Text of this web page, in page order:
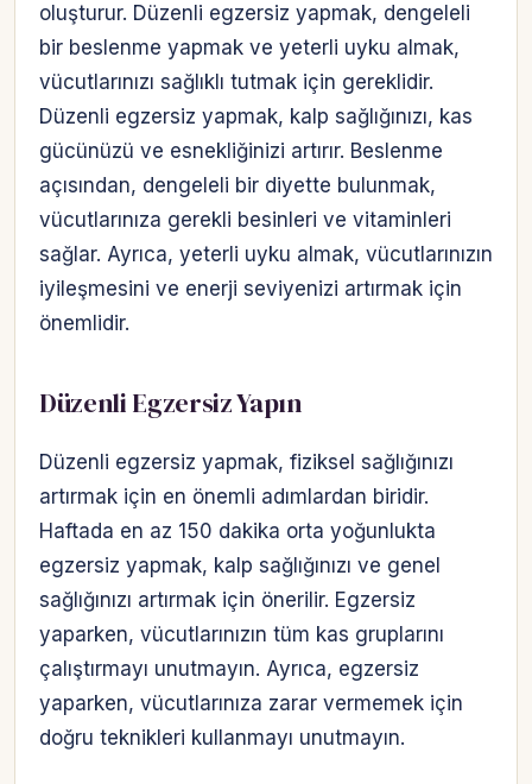
oluşturur. Düzenli egzersiz yapmak, dengeleli
bir beslenme yapmak ve yeterli uyku almak,
vücutlarınızı sağlıklı tutmak için gereklidir.
Düzenli egzersiz yapmak, kalp sağlığınızı, kas
gücünüzü ve esnekliğinizi artırır. Beslenme
açısından, dengeleli bir diyette bulunmak,
vücutlarınıza gerekli besinleri ve vitaminleri
sağlar. Ayrıca, yeterli uyku almak, vücutlarınızın
iyileşmesini ve enerji seviyenizi artırmak için
önemlidir.
Düzenli Egzersiz Yapın
Düzenli egzersiz yapmak, fiziksel sağlığınızı
artırmak için en önemli adımlardan biridir.
Haftada en az 150 dakika orta yoğunlukta
egzersiz yapmak, kalp sağlığınızı ve genel
sağlığınızı artırmak için önerilir. Egzersiz
yaparken, vücutlarınızın tüm kas gruplarını
çalıştırmayı unutmayın. Ayrıca, egzersiz
yaparken, vücutlarınıza zarar vermemek için
doğru teknikleri kullanmayı unutmayın.